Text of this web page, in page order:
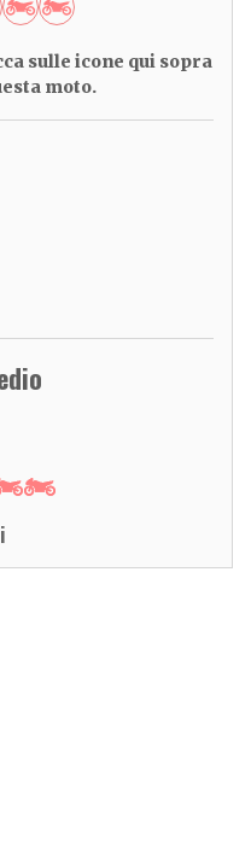
sulle icone qui sopra
moto.